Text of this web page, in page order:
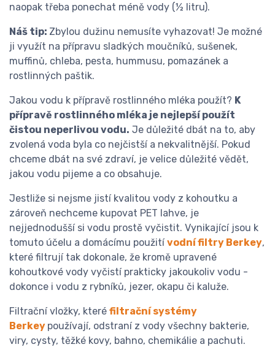
naopak třeba ponechat méně vody (½ litru).
Náš tip: Zbylou dužinu nemusíte vyhazovat! Je možné
ji využít na přípravu sladkých moučníků, sušenek,
muffinů, chleba, pesta, hummusu, pomazánek a
rostlinných paštik.
Jakou vodu k přípravě rostlinného mléka použít? K
přípravě rostlinného mléka je nejlepší použít
čistou neperlivou vodu. Je důležité dbát na to, aby
zvolená voda byla co nejčistší a nekvalitnější. Pokud
chceme dbát na své zdraví, je velice důležité vědět,
jakou vodu pijeme a co obsahuje.
Jestliže si nejsme jistí kvalitou vody z kohoutku a
zároveň nechceme kupovat PET lahve, je
nejjednodušší si vodu prostě vyčistit. Vynikající jsou k
tomuto účelu a domácímu použitívodní filtry Berkey,
které filtrují tak dokonale, že kromě upravené
kohoutkové vody vyčistí prakticky jakoukoliv vodu -
dokonce i vodu z rybníků, jezer, okapu či kaluže.
Filtrační vložky, které filtrační systémy
Berkey používají, odstraní z vody všechny bakterie,
viry, cysty, těžké kovy, bahno, chemikálie a pachuti.